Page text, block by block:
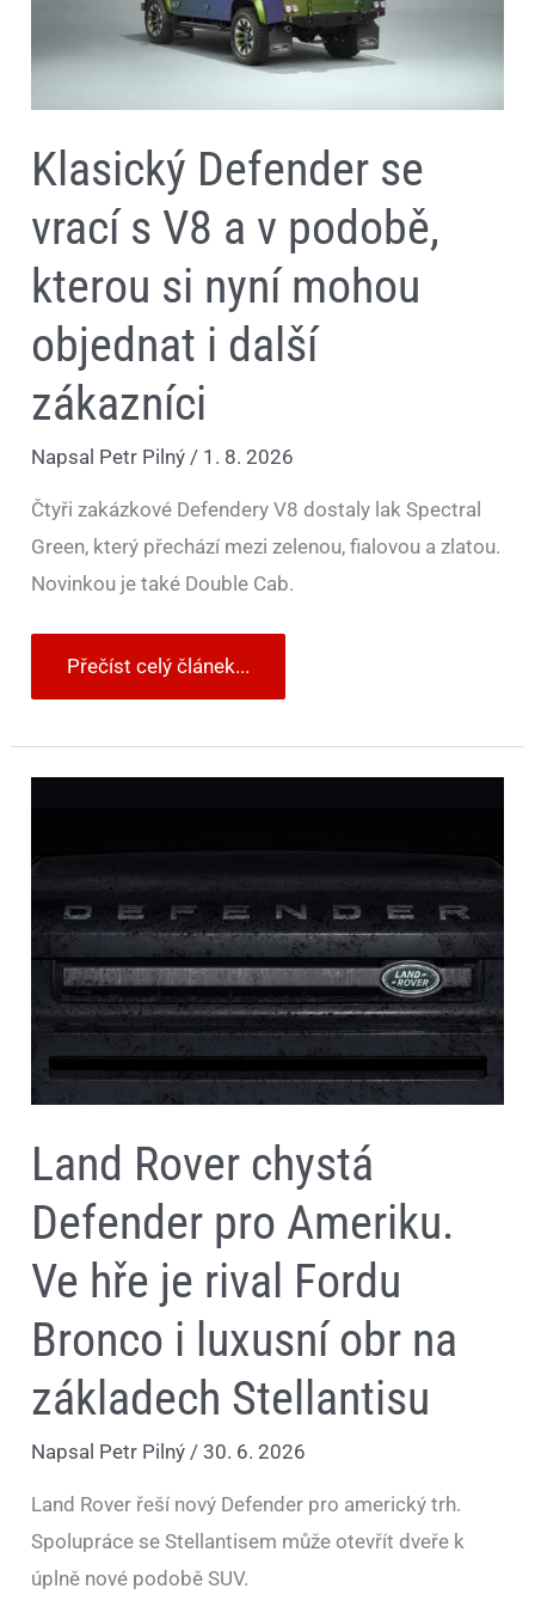
Klasický Defender se
vrací s V8 a v podobě,
kterou si nyní mohou
objednat i další
zákazníci
Napsal Petr Pilný/ 1. 8. 2026
Čtyři zakázkové Defendery V8 dostaly lak Spectral
Green, který přechází mezi zelenou, fialovou a zlatou.
Novinkou je také Double Cab.
kterou
si
objednat
další
zákazníci
Přečíst celý článek...
Land Rover chystá
Defender pro Ameriku.
Ve hře je rival Fordu
Bronco i luxusní obr na
základech Stellantisu
Napsal Petr Pilný/30. 6. 2026
Land Rover řeší nový Defender pro americký trh.
Spolupráce se Stellantisem může otevřít dveře k
úplně nové podobě SUV.
Ameriku.
Ve
hře
rival
Fordu
Bronco
i
luxusní
obr
základech